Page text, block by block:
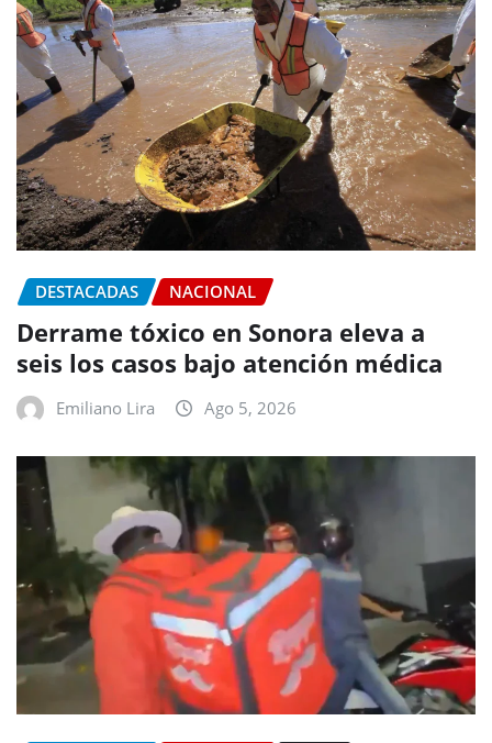
DESTACADAS NACIONAL
Derrame tóxico en Sonora eleva a
seis los casos bajo atención médica
Emiliano Lira Ago 5, 2026